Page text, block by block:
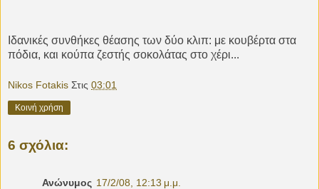
Ιδανικές συνθήκες θέασης των δύο κλιπ: με κουβέρτα στα
πόδια, και κούπα ζεστής σοκολάτας στο χέρι...
Nikos Fotakis Στις 03:01
Κοινή χρήση
6 σχόλια:
Ανώνυμος 17/2/08, 12:13 μ.μ.